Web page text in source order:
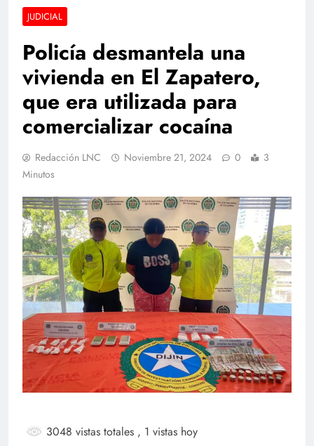
JUDICIAL
Policía desmantela una
vivienda en El Zapatero,
que era utilizada para
comercializar cocaína
Redacción LNC Noviembre 21, 2024 0
3
Minutos
3048 vistas totales , 1 vistas hoy